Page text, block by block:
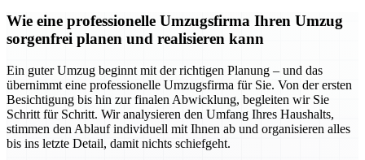
Wie eine professionelle Umzugsfirma Ihren Umzug
sorgenfrei planen und realisieren kann
Ein guter Umzug beginnt mit der richtigen Planung – und das
übernimmt eine professionelle Umzugsfirma für Sie. Von der ersten
Besichtigung bis hin zur finalen Abwicklung, begleiten wir Sie
Schritt für Schritt. Wir analysieren den Umfang Ihres Haushalts,
stimmen den Ablauf individuell mit Ihnen ab und organisieren alles
bis ins letzte Detail, damit nichts schiefgeht.